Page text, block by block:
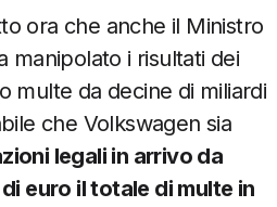
ora che anche il Ministro
manipolato i risultati dei
multe da decine di miliardi
che Volkswagen sia
legali in arrivo da
euro il totale di multe in